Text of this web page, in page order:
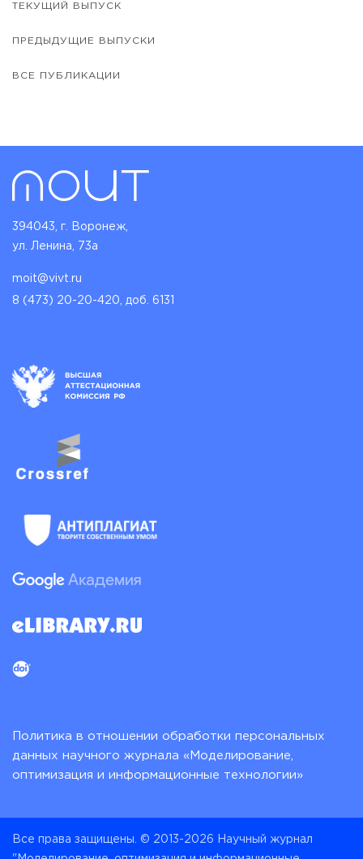
ТЕКУЩИЙ ВЫПУСК
ПРЕДЫДУЩИЕ ВЫПУСКИ
ВСЕ ПУБЛИКАЦИИ
394043, г. Воронеж,
ул. Ленина, 73а
moit@vivt.ru
8 (473) 20-20-420, доб. 6131
Политика в отношении обработки персональных
данных научного журнала «Моделирование,
оптимизация и информационные технологии»
Все права защищены. © 2013-2026 Научный журнал